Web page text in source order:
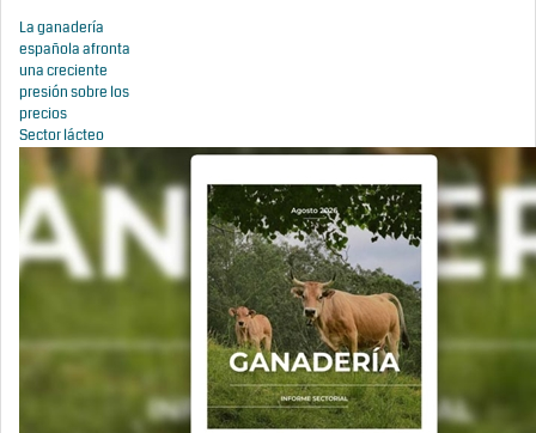
La ganadería
española afronta
una creciente
presión sobre los
precios
Sector lácteo